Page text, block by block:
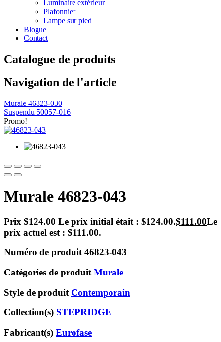
Luminaire extérieur
Plafonnier
Lampe sur pied
Blogue
Contact
Catalogue de produits
Navigation de l'article
Murale 46823-030
Suspendu 50057-016
Promo!
Murale 46823-043
Prix $124.00 Le prix initial était : $124.00.$111.00Le
prix actuel est : $111.00.
Numéro de produit46823-043
Catégories de produit Murale
Style de produit Contemporain
Collection(s) STEPRIDGE
Fabricant(s) Eurofase